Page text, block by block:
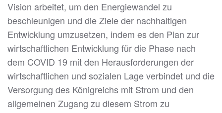
Vision arbeitet, um den Energiewandel zu
beschleunigen und die Ziele der nachhaltigen
Entwicklung umzusetzen, indem es den Plan zur
wirtschaftlichen Entwicklung für die Phase nach
dem COVID 19 mit den Herausforderungen der
wirtschaftlichen und sozialen Lage verbindet und die
Versorgung des Königreichs mit Strom und den
allgemeinen Zugang zu diesem Strom zu